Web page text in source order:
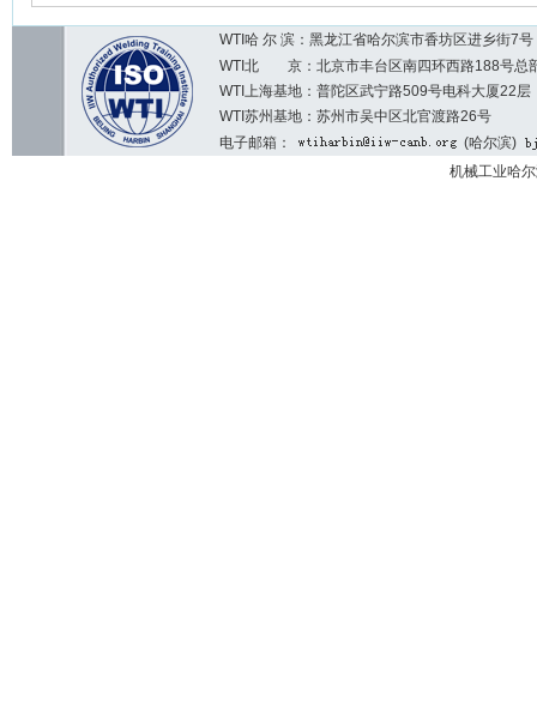
WTI哈 尔 滨：黑龙江省哈尔滨市香坊区进乡街
WTI北 京：北京市丰台区南四环西路188号总
WTI上海基地：普陀区武宁路509号电科大厦22层
WTI苏州基地：苏州市吴中区北官渡路26号
电子邮箱：
(哈尔滨)
机械工业哈